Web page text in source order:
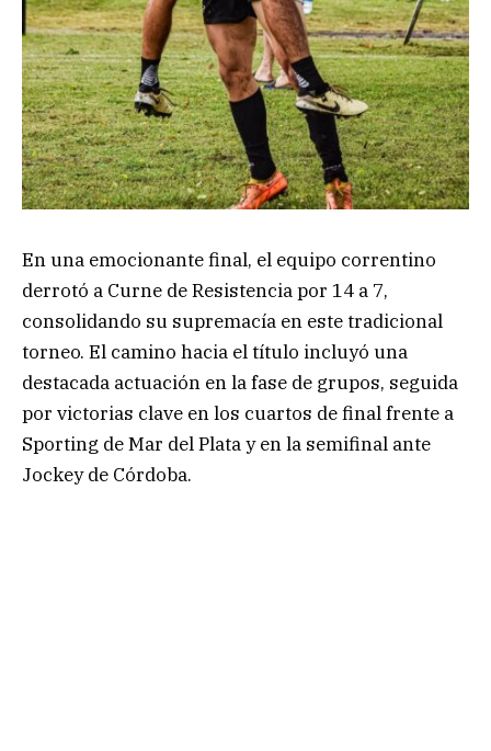
En una emocionante final, el equipo correntino
derrotó a Curne de Resistencia por 14 a 7,
consolidando su supremacía en este tradicional
torneo. El camino hacia el título incluyó una
destacada actuación en la fase de grupos, seguida
por victorias clave en los cuartos de final frente a
Sporting de Mar del Plata y en la semifinal ante
Jockey de Córdoba.